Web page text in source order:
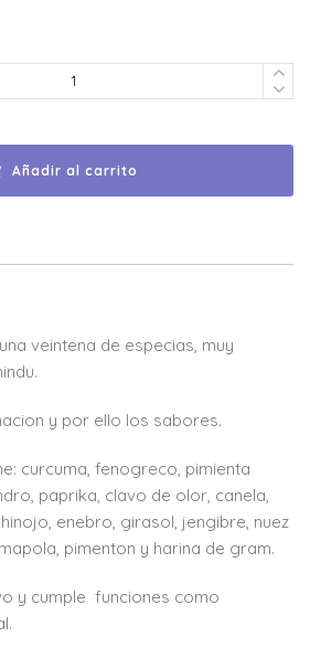
Añadir al carrito
veintena de especias, muy
y por ello los sabores.
curcuma, fenogreco, pimienta
paprika, clavo de olor, canela,
enebro, girasol, jengibre, nuez
pimenton y harina de gram.
y cumple funciones como